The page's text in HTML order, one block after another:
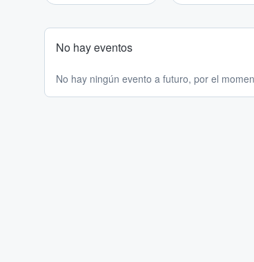
No hay eventos
No hay ningún evento a futuro, por el